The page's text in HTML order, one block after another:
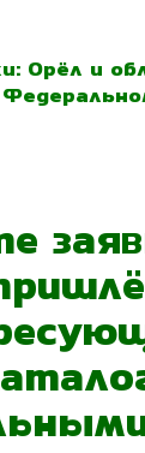
Орёл и